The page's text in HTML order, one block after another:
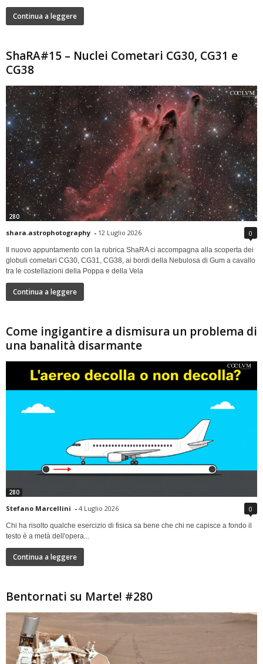
Continua a leggere
ShaRA#15 – Nuclei Cometari CG30, CG31 e
CG38
280
shara.astrophotography - 12 Luglio 2026 0
Il nuovo appuntamento con la rubrica ShaRA ci accompagna alla scoperta dei
globuli cometari CG30, CG31, CG38, ai bordi della Nebulosa di Gum a cavallo
tra le costellazioni della Poppa e della Vela
Continua a leggere
Come ingigantire a dismisura un problema di
una banalità disarmante
280
Stefano Marcellini - 4 Luglio 2026 0
Chi ha risolto qualche esercizio di fisica sa bene che chi ne capisce a fondo il
testo è a metà dell'opera...
Continua a leggere
Bentornati su Marte! #280